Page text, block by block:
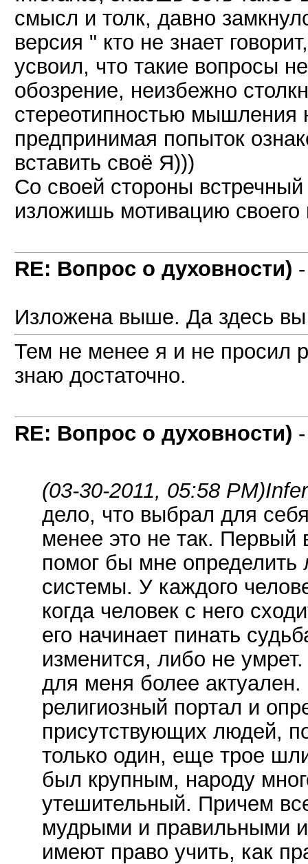
смысл и толк, давно
версия " кто не знает
усвоил, что такие вопросы
обозрение, неизбежно
стереотипностью мышления
предпринимая попыток
вставить своё Я)))
Со своей стороны
изложишь мотивацию своего
RE: Вопрос о духовности)
Изложена выше. Да здесь вы
Тем не менее я и не просил
знаю достаточно.
RE: Вопрос о духовности)
(03-30-2011, 05:58 PM)
дело, что выбрал для
менее это не так. Первый
помог бы мне
системы. У каждого
когда человек с него
его начинает пинать
изменится, либо не
для меня более
религиозный портал и
присутствующих людей,
только один, еще трое
был крупным, народу
утешительный. Причем
мудрыми и правильными и
имеют право учить, как